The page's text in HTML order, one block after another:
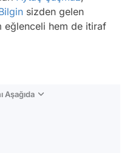
sizden gelen
eğlenceli hem de itiraf
Aşağıda